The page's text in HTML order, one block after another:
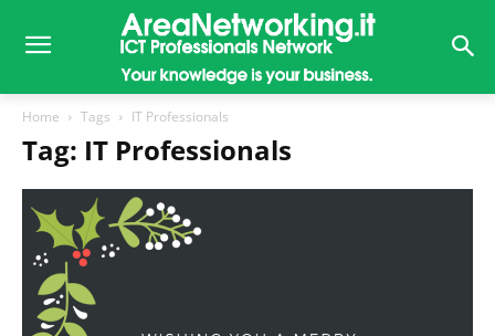
Home Tags IT Professionals
Tag: IT Professionals